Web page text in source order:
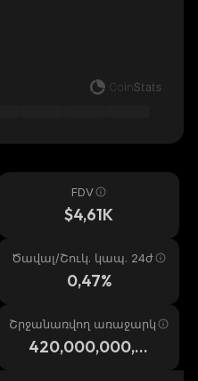
FDV
$4,61K
Ծավալ/Շուկ. կապ. 24ժ
0,47%
Շրջանառվող առաջարկ
420,000,000,00